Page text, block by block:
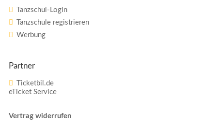
Tanzschul-Login
Tanzschule registrieren
Werbung
Partner
Ticketbil.de
eTicket Service
Vertrag widerrufen